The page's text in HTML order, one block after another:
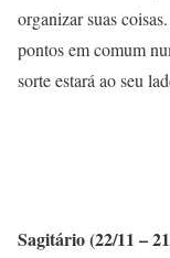
organizar suas
pontos em comum
sorte estará ao seu
Sagitário (22/11 –